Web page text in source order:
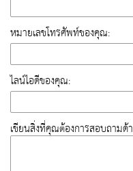
หมายเลขโทรศัพท์ของคุณ:
ไลน์ไอดีของคุณ:
เขียนสิ่งที่คุณต้องการสอบถามด้